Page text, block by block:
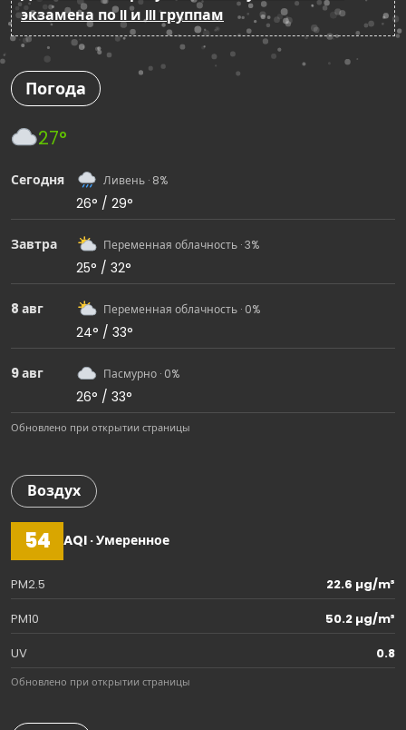
экзамена по II и III группам
Погода
27°
Сегодня Ливень · 8%
26° / 29°
Завтра Переменная облачность · 3%
25° / 32°
8 авг Переменная облачность · 0%
24° / 33°
9 авг Пасмурно · 0%
26° / 33°
Обновлено при открытии страницы
Воздух
54 AQI · Умеренное
PM2.5
22.6 µg/m³
PM10
50.2 µg/m³
UV
0.8
Обновлено при открытии страницы